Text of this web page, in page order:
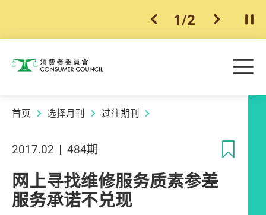
上一个
1/2 下一个开
消费者委员会 目
首页 选择月刊 过往期刊
2017.02 484期
网上寻找维修服务质素参差
服务承诺不兑现